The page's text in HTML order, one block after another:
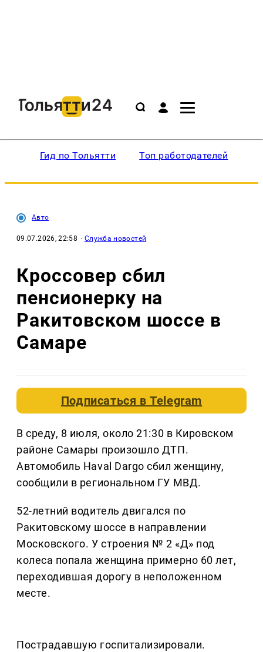
Гид по Тольятти Топ работодателей
Авто
09.07.2026, 22:58 · Служба новостей
Кроссовер сбил
пенсионерку на
Ракитовском шоссе в
Самаре
Подписаться вTelegram
В среду, 8 июля, около 21:30 в Кировском
районе Самары произошло ДТП.
Автомобиль Haval Dargo сбил женщину,
сообщили в региональном ГУ МВД.
52-летний водитель двигался по
Ракитовскому шоссе в направлении
Московского. У строения № 2 «Д» под
колеса попала женщина примерно 60 лет,
переходившая дорогу в неположенном
месте.
Пострадавшую госпитализировали.